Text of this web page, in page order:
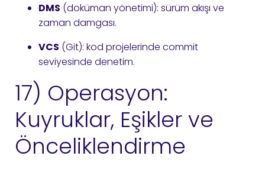
DMS (doküman yönetimi): sürüm akışı ve
zaman damgası.
VCS (Git): kod projelerinde commit
seviyesinde denetim.
17) Operasyon:
Kuyruklar, Eşikler ve
Önceliklendirme